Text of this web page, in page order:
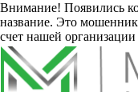
Внимание! Появились
название. Это
счет нашей